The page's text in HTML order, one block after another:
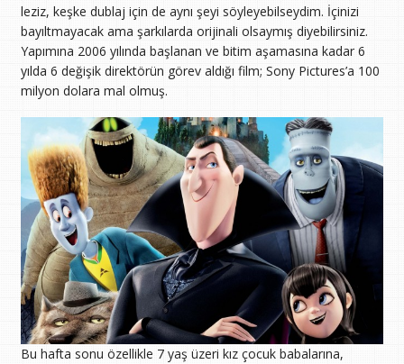
leziz, keşke dublaj için de aynı şeyi söyleyebilseydim. İçinizi
bayıltmayacak ama şarkılarda orijinali olsaymış diyebilirsiniz.
Yapımına 2006 yılında başlanan ve bitim aşamasına kadar 6
yılda 6 değişik direktörün görev aldığı film; Sony Pictures’a 100
milyon dolara mal olmuş.
Bu hafta sonu özellikle 7 yaş üzeri kız çocuk babalarına,